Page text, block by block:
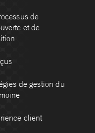
de
et de
de gestion du
client